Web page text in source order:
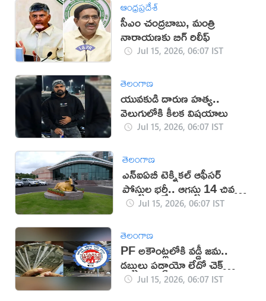
ఆంధ్రప్రదేశ్
సీఎం చంద్రబాబు, మంత్రి
నారాయణకు బిగ్ రిలీఫ్
Jul 15, 2026, 06:07 IST
తెలంగాణ
యువకుడి దారుణ హత్య..
వెలుగులోకి కీలక విషయాలు
Jul 15, 2026, 06:07 IST
తెలంగాణ
ఎన్ఐఏబీ టెక్నికల్ ఆఫీసర్
పోస్టుల భర్తీ.. ఆగస్టు 14 చివరి
తేదీ Jul 15, 2026, 06:07 IST
తెలంగాణ
PF అకౌంట్లలోకి వడ్డీ జమ..
డబ్బులు పడ్డాయో లేదో చెక్
చేసుకోండి ఇలా!
Jul 15, 2026, 06:07 IST